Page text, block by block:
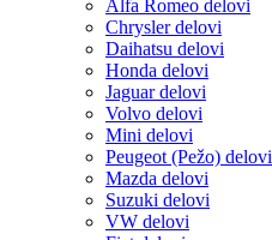
Alfa Romeo delovi
Chrysler delovi
Daihatsu delovi
Honda delovi
Jaguar delovi
Volvo delovi
Mini delovi
Peugeot (Pežo) delovi
Mazda delovi
Suzuki delovi
VW delovi